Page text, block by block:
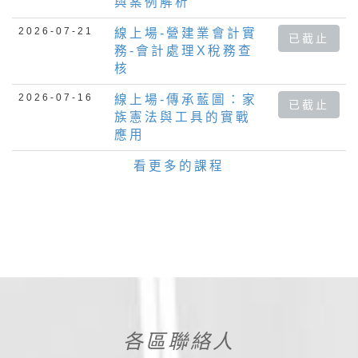
2026-07-21
線上場-營建業會計實
務-會計處理X稅務查
核
已截止
2026-07-16
線上場-傳承藍圖：家
族憲法與工具的實戰
應用
已截止
看更多的課程
各區聯絡人